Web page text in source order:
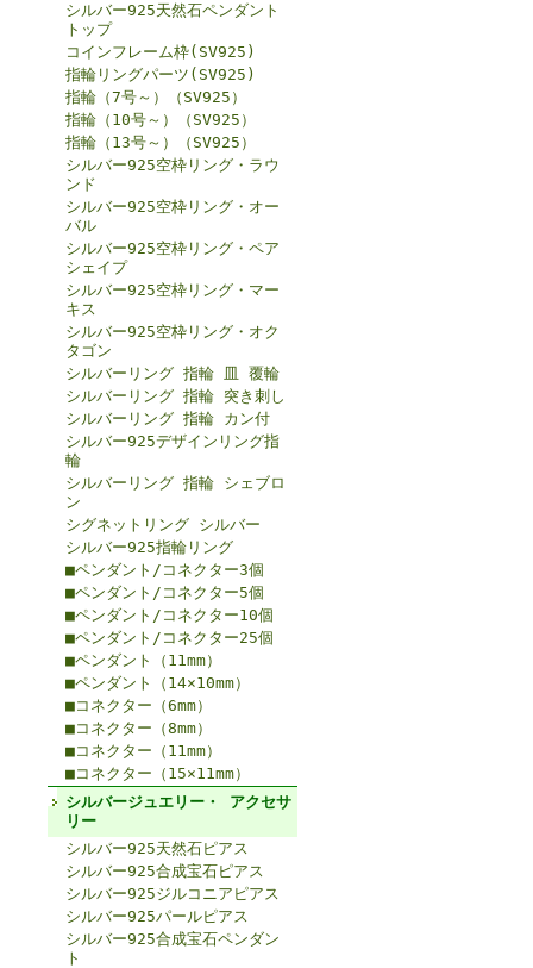
シルバー925天然石ペンダント
トップ
コインフレーム枠(SV925)
指輪リングパーツ(SV925)
指輪（7号～）（SV925）
指輪（10号～）（SV925）
指輪（13号～）（SV925）
シルバー925空枠リング・ラウ
ンド
シルバー925空枠リング・オー
バル
シルバー925空枠リング・ペア
シェイプ
シルバー925空枠リング・マー
キス
シルバー925空枠リング・オク
タゴン
シルバーリング 指輪 皿 覆輪
シルバーリング 指輪 突き刺し
シルバーリング 指輪 カン付
シルバー925デザインリング指
輪
シルバーリング 指輪 シェブロ
ン
シグネットリング シルバー
シルバー925指輪リング
■ペンダント/コネクター3個
■ペンダント/コネクター5個
■ペンダント/コネクター10個
■ペンダント/コネクター25個
■ペンダント（11mm）
■ペンダント（14×10mm）
■コネクター（6mm）
■コネクター（8mm）
■コネクター（11mm）
■コネクター（15×11mm）
シルバージュエリー・ アクセサ
リー
シルバー925天然石ピアス
シルバー925合成宝石ピアス
シルバー925ジルコニアピアス
シルバー925パールピアス
シルバー925合成宝石ペンダン
ト